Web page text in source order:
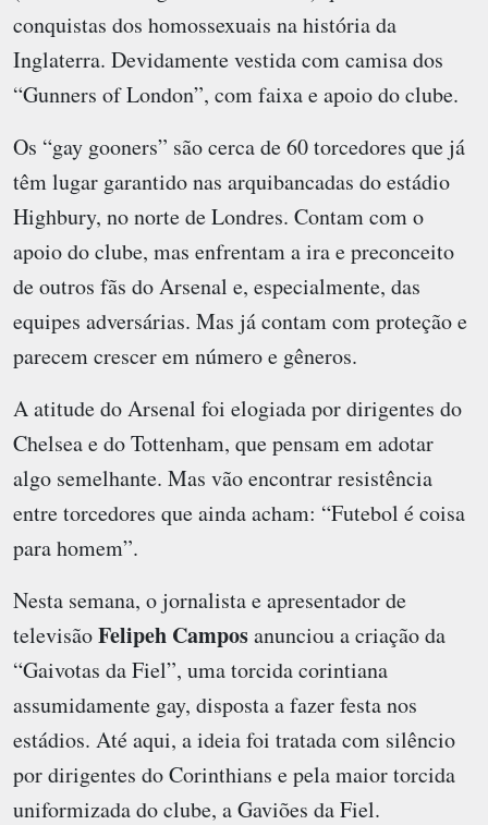
conquistas dos homossexuais na história da
Inglaterra. Devidamente vestida com camisa dos
“Gunners of London”, com faixa e apoio do clube.
Os “gay gooners” são cerca de 60 torcedores que já
têm lugar garantido nas arquibancadas do estádio
Highbury, no norte de Londres. Contam com o
apoio do clube, mas enfrentam a ira e preconceito
de outros fãs do Arsenal e, especialmente, das
equipes adversárias. Mas já contam com proteção e
parecem crescer em número e gêneros.
A atitude do Arsenal foi elogiada por dirigentes do
Chelsea e do Tottenham, que pensam em adotar
algo semelhante. Mas vão encontrar resistência
entre torcedores que ainda acham: “Futebol é coisa
para homem”.
Nesta semana, o jornalista e apresentador de
televisãoFelipeh Camposanunciou a criação da
“Gaivotas da Fiel”, uma torcida corintiana
assumidamente gay, disposta a fazer festa nos
estádios. Até aqui, a ideia foi tratada com silêncio
por dirigentes do Corinthians e pela maior torcida
uniformizada do clube, a Gaviões da Fiel.